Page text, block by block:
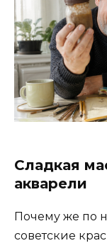
Сладкая
акварели
Почему же по
советские